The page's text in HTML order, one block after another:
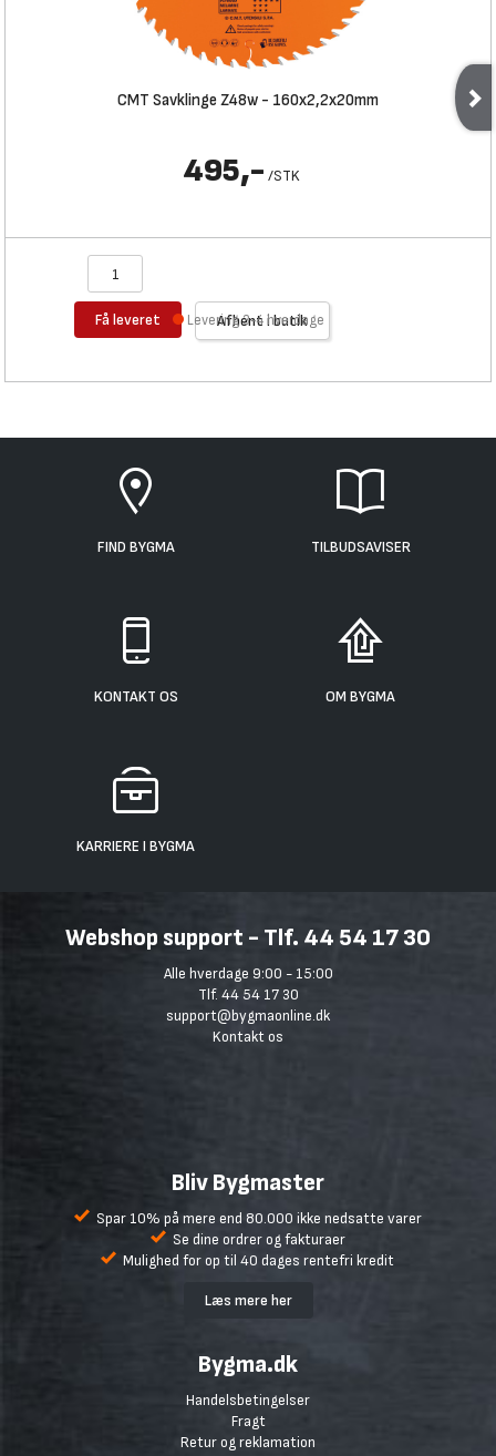
CMT Savklinge Z48w - 160x2,2x20mm
495,- /STK
Få leveret Afhent i butik
Levering 3-4 hverdage
FIND BYGMA TILBUDSAVISER
KONTAKT OS OM BYGMA
KARRIERE I BYGMA
Webshop support - Tlf. 44 54 17 30
Alle hverdage 9:00 - 15:00
Tlf. 44 54 17 30
support@bygmaonline.dk
Kontakt os
Bliv Bygmaster
Spar 10% på mere end 80.000 ikke nedsatte varer
Se dine ordrer og fakturaer
Mulighed for op til 40 dages rentefri kredit
Læs mere her
Bygma.dk
Handelsbetingelser
Fragt
Retur og reklamation